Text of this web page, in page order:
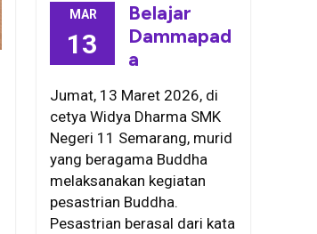
MAR
13
Belajar
Dammapad
a
Jumat, 13 Maret 2026, di
cetya Widya Dharma SMK
Negeri 11 Semarang, murid
yang beragama Buddha
melaksanakan kegiatan
pesastrian Buddha.
Pesastrian berasal dari kata